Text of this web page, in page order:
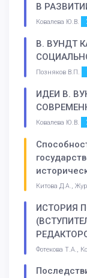
В
Ковалева Ю.В.
В. ВУНДТ
Позняков В.П.
ИДЕИ В.
Ковалева Ю.В.
Китова Д.А.,
ИСТОРИЯ
Фотекова Т.А.,